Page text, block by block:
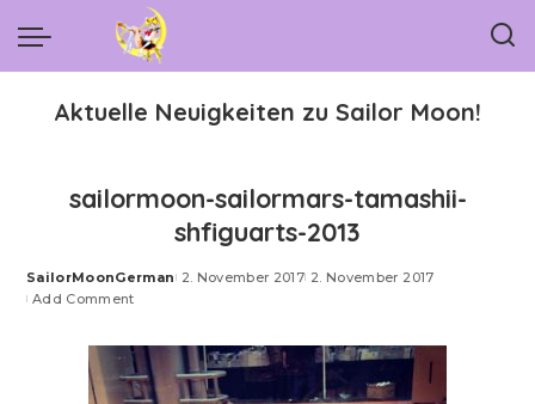
Aktuelle Neuigkeiten zu Sailor Moon!
sailormoon-sailormars-tamashii-
shfiguarts-2013
Posted
by
SailorMoonGerman 2. November 2017 2. November 2017
Add Comment